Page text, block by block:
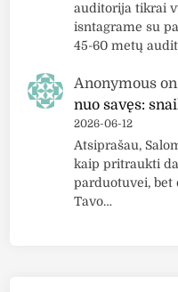
auditorija tikrai
isntagrame su
45-60 metų
Anonymous
nuo savęs:
2026-06-12
Atsiprašau,
kaip pritraukti
parduotuvei, bet
Tavo…